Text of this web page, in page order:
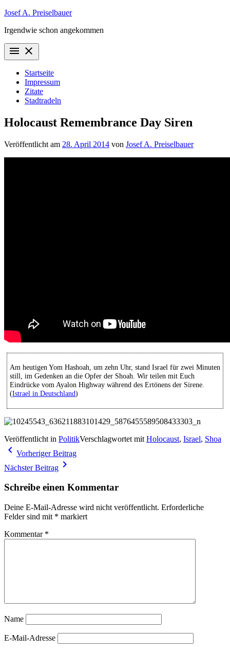
Zum
springen
Josef A. Preiselbauer
Irgendwie schon angekommen
menu close
Startseite
Impressum
Zitate
Stadtradeln
Holocaust Remembrance Day Siren
Veröffentlicht am 28. April 2014 von Josef A. Preiselbauer
Am heutigen Yom Hashoah, um zehn Uhr, stand Israel für zwei Minuten
still, im Gedenken an die Opfer der Shoah. Wir teilen mit Euch
Eindrücke vom Ayalon Highway während des Ertönens der Sirene.
(Istrael in Deutschland)
Veröffentlicht in PolitikVerschlagwortet mit Holocaust, Israel, Shoa
Beitragsnavigation
navigate_before Vorheriger Beitrag
Nächster Beitrag navigate_next
Schreibe einen Kommentar
Deine E-Mail-Adresse wird nicht veröffentlicht. Erforderliche
Felder sind mit * markiert
Kommentar *
Name
E-Mail-Adresse